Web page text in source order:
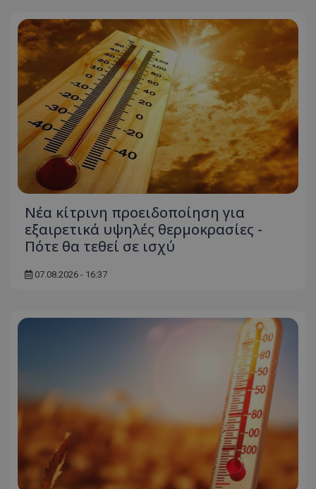
Νέα κίτρινη προειδοποίηση για
εξαιρετικά υψηλές θερμοκρασίες -
Πότε θα τεθεί σε ισχύ
07.08.2026 - 16:37